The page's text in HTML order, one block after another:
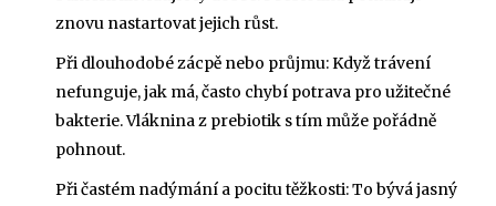
znovu nastartovat jejich růst.
Při dlouhodobé zácpě nebo průjmu: Když trávení
nefunguje, jak má, často chybí potrava pro užitečné
bakterie. Vláknina z prebiotik s tím může pořádně
pohnout.
Při častém nadýmání a pocitu těžkosti: To bývá jasný